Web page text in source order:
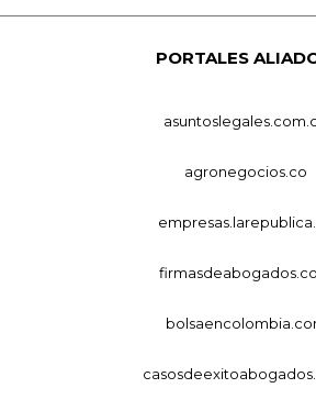
PORTALES
agronegocios.co